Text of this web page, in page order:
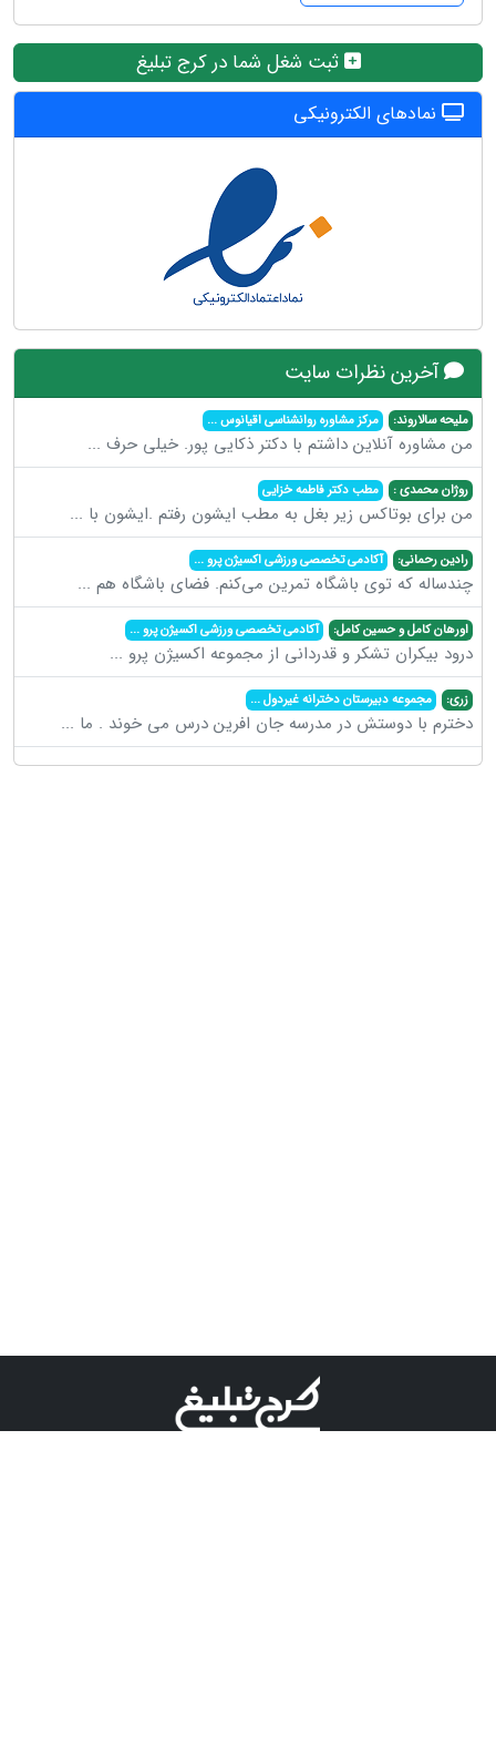
ثبت شغل شما در کرج تبلیغ
نمادهای الکترونیکی
آخرین نظرات سایت
ملیحه سالاروند: مرکز مشاوره روانشناسی اقیانوس...
من مشاوره آنلاین داشتم با دکتر ذکایی پور. خیلی حرف ...
روژان محمدی : مطب دکتر فاطمه خزایی
من برای بوتاکس زیر بغل به مطب ایشون رفتم .ایشون با ...
رادین رحمانی: آکادمی تخصصی ورزشی اکسیژن پرو...
چندساله که توی باشگاه تمرین می‌کنم. فضای باشگاه هم ...
اورهان کامل و حسین کامل: آکادمی تخصصی ورزشی اکسیژن پرو...
درود بیکران تشکر و قدردانی از مجموعه اکسیژن پرو ...
زری: مجموعه دبیرستان دخترانه غیردول...
دخترم با دوستش در مدرسه جان افرین درس می خوند . ما ...